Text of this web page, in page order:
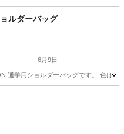
ッズ用品
ルダーバッグ
6月9日
通学用ショルダーバッグです。 色は